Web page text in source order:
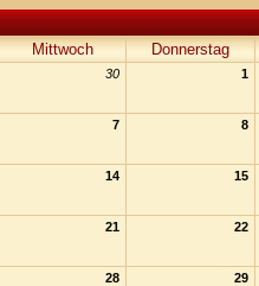
Mittwoch Donnerstag
30 1
7 8
14 15
21 22
28 29